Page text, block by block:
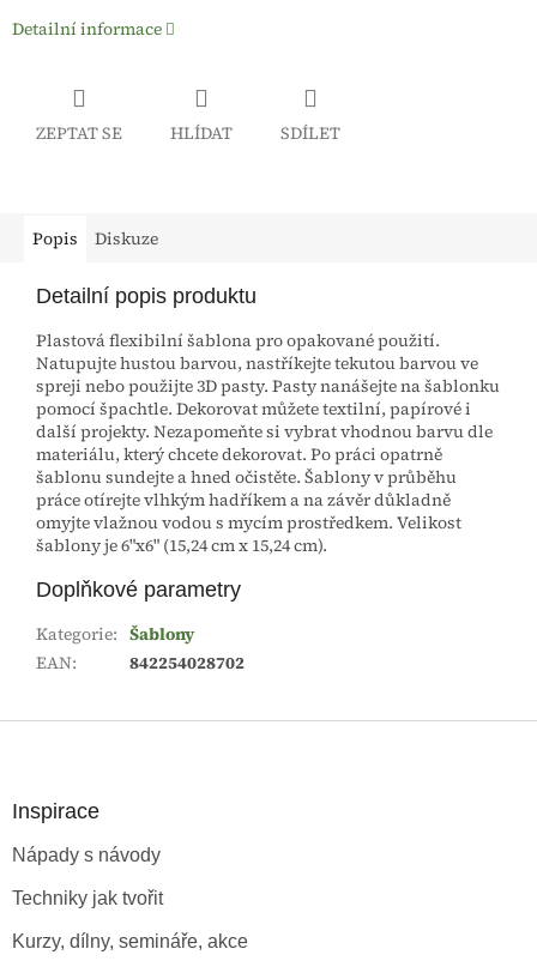
Detailní informace
ZEPTAT SE HLÍDAT SDÍLET
Popis Diskuze
Detailní popis produktu
Plastová flexibilní šablona pro opakované použití.
Natupujte hustou barvou, nastříkejte tekutou barvou ve
spreji nebo použijte 3D pasty. Pasty nanášejte na šablonku
pomocí špachtle. Dekorovat můžete textilní, papírové i
další projekty. Nezapomeňte si vybrat vhodnou barvu dle
materiálu, který chcete dekorovat. Po práci opatrně
šablonu sundejte a hned očistěte. Šablony v průběhu
práce otírejte vlhkým hadříkem a na závěr důkladně
omyjte vlažnou vodou s mycím prostředkem. Velikost
šablony je 6"x6" (15,24 cm x 15,24 cm).
Doplňkové parametry
Kategorie: Šablony
EAN: 842254028702
Inspirace
Nápady s návody
Techniky jak tvořit
Kurzy, dílny, semináře, akce